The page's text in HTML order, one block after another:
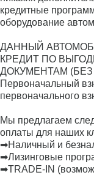
кредитные
оборудование
ДАННЫЙ
КРЕДИТ ПО
ДОКУМЕНТАМ
Первоначальный
первоначального
Мы предлагаем
оплаты для наших
➡Наличный и
➡Лизинговые
➡TRADE-IN